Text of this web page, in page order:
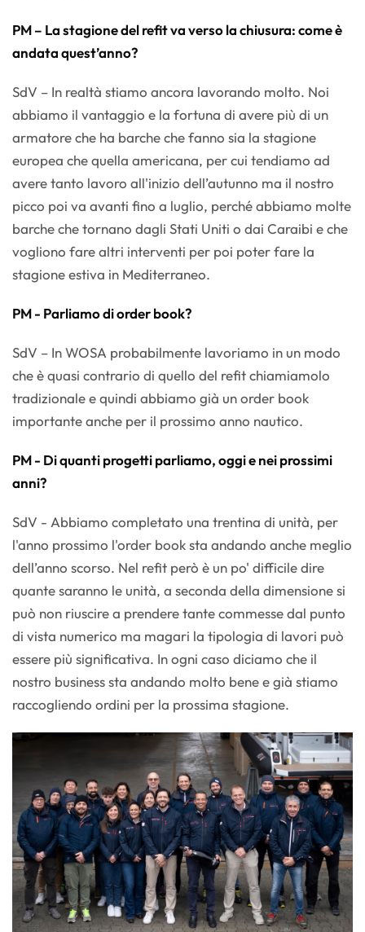
PM – La stagione del refit va verso la chiusura: come è
andata quest’anno?
SdV – In realtà stiamo ancora lavorando molto. Noi
abbiamo il vantaggio e la fortuna di avere più di un
armatore che ha barche che fanno sia la stagione
europea che quella americana, per cui tendiamo ad
avere tanto lavoro all'inizio dell’autunno ma il nostro
picco poi va avanti fino a luglio, perché abbiamo molte
barche che tornano dagli Stati Uniti o dai Caraibi e che
vogliono fare altri interventi per poi poter fare la
stagione estiva in Mediterraneo.
PM - Parliamo di order book?
SdV – In WOSA probabilmente lavoriamo in un modo
che è quasi contrario di quello del refit chiamiamolo
tradizionale e quindi abbiamo già un order book
importante anche per il prossimo anno nautico.
PM - Di quanti progetti parliamo, oggi e nei prossimi
anni?
SdV - Abbiamo completato una trentina di unità, per
l'anno prossimo l'order book sta andando anche meglio
dell’anno scorso. Nel refit però è un po' difficile dire
quante saranno le unità, a seconda della dimensione si
può non riuscire a prendere tante commesse dal punto
di vista numerico ma magari la tipologia di lavori può
essere più significativa. In ogni caso diciamo che il
nostro business sta andando molto bene e già stiamo
raccogliendo ordini per la prossima stagione.